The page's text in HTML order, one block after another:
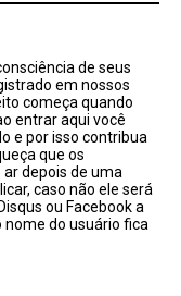
de seus
em nossos
começa quando
entrar aqui você
e por isso contribua
que os
depois de uma
caso não ele será
ou Facebook a
do usuário fica